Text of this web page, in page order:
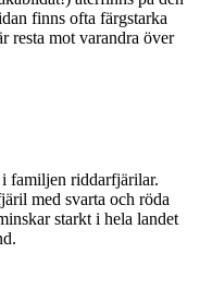
finns ofta färgstarka
resta mot varandra över
i familjen riddarfjärilar.
med svarta och röda
starkt i hela landet